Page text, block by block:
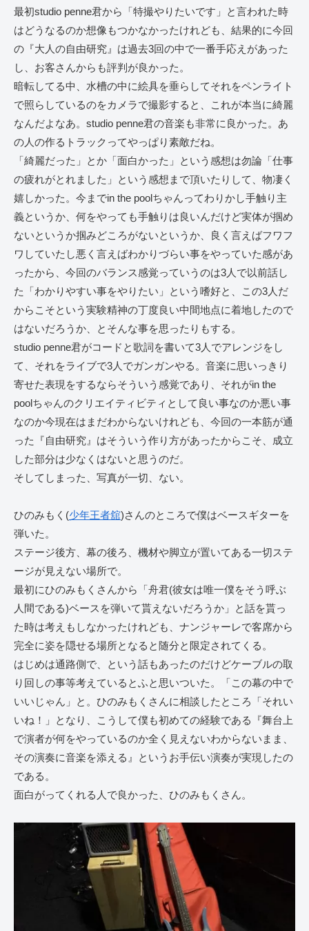
最初studio penne君から「特撮やりたいです」と言われた時
はどうなるのか想像もつかなかったけれども、結果的に今回
の『大人の自由研究』は過去3回の中で一番手応えがあった
し、お客さんからも評判が良かった。
暗転してる中、水槽の中に絵具を垂らしてそれをペンライト
で照らしているのをカメラで撮影すると、これが本当に綺麗
なんだよなあ。studio penne君の音楽も非常に良かった。あ
の人の作るトラックってやっぱり素敵だね。
「綺麗だった」とか「面白かった」という感想は勿論「仕事
の疲れがとれました」という感想まで頂いたりして、物凄く
嬉しかった。今までin the poolちゃんってわりかし手触り主
義というか、何をやっても手触りは良いんだけど実体が掴め
ないというか掴みどころがないというか、良く言えばフワフ
ワしていたし悪く言えばわかりづらい事をやっていた感があ
ったから、今回のバランス感覚っていうのは3人で以前話し
た「わかりやすい事をやりたい」という嗜好と、この3人だ
からこそという実験精神の丁度良い中間地点に着地したので
はないだろうか、とそんな事を思ったりもする。
studio penne君がコードと歌詞を書いて3人でアレンジをし
て、それをライブで3人でガンガンやる。音楽に思いっきり
寄せた表現をするならそういう感覚であり、それがin the
poolちゃんのクリエイティビティとして良い事なのか悪い事
なのか今現在はまだわからないけれども、今回の一本筋が通
った『自由研究』はそういう作り方があったからこそ、成立
した部分は少なくはないと思うのだ。
そしてしまった、写真が一切、ない。
ひのみもく(少年王者舘)さんのところで僕はベースギターを
弾いた。
ステージ後方、幕の後ろ、機材や脚立が置いてある一切ステ
ージが見えない場所で。
最初にひのみもくさんから「舟君(彼女は唯一僕をそう呼ぶ
人間である)ベースを弾いて貰えないだろうか」と話を貰っ
た時は考えもしなかったけれども、ナンジャーレで客席から
完全に姿を隠せる場所となると随分と限定されてくる。
はじめは通路側で、という話もあったのだけどケーブルの取
り回しの事等考えているとふと思いついた。「この幕の中で
いいじゃん」と。ひのみもくさんに相談したところ「それい
いね！」となり、こうして僕も初めての経験である『舞台上
で演者が何をやっているのか全く見えないわからないまま、
その演奏に音楽を添える』というお手伝い演奏が実現したの
である。
面白がってくれる人で良かった、ひのみもくさん。